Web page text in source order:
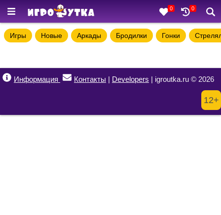
0 0
Игры Новые Аркады Бродилки Гонки
Информация Контакты | Developers | igroutka.ru © 2026
12+